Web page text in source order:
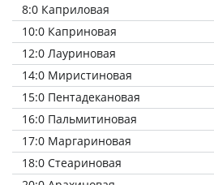
8:0 Каприловая
10:0 Каприновая
12:0 Лауриновая
14:0 Миристиновая
15:0 Пентадекановая
16:0 Пальмитиновая
17:0 Маргариновая
18:0 Стеариновая